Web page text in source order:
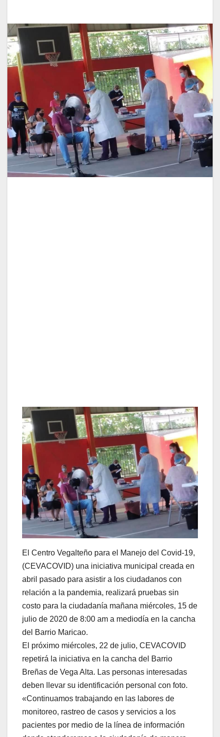
El Centro Vegalteño para el Manejo del Covid-19,
(CEVACOVID) una iniciativa municipal creada en
abril pasado para asistir a los ciudadanos con
relación a la pandemia, realizará pruebas sin
costo para la ciudadanía mañana miércoles, 15 de
julio de 2020 de 8:00 am a mediodía en la cancha
del Barrio Maricao.
El próximo miércoles, 22 de julio, CEVACOVID
repetirá la iniciativa en la cancha del Barrio
Breñas de Vega Alta. Las personas interesadas
deben llevar su identificación personal con foto.
«Continuamos trabajando en las labores de
monitoreo, rastreo de casos y servicios a los
pacientes por medio de la línea de información